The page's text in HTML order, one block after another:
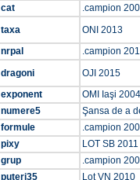
cat
.campion
taxa
ONI 2013
nrpal
.campion
dragoni
OJI 2015
exponent
OMI Iaşi 2004
numere5
Şansa de a
formule
.campion
pixy
LOT SB 2011
grup
.campion
puteri35 Lot VN 2010